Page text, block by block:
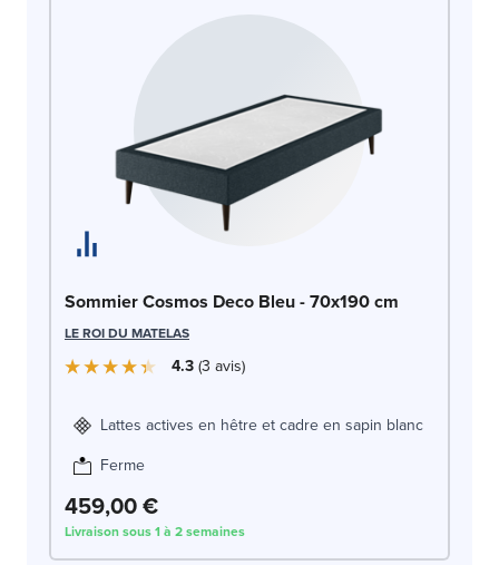
Sommier Cosmos Deco Bleu - 70x190 cm
LE ROI DU MATELAS
4.3 3 avis
Lattes actives en hêtre et cadre en sapin blanc
Ferme
459,00 €
Livraison sous 1 à 2 semaines